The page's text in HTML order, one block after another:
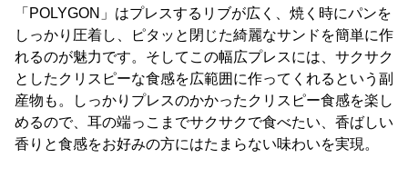
「POLYGON」はプレスするリブが広く、焼く時にパンを
しっかり圧着し、ピタッと閉じた綺麗なサンドを簡単に作
れるのが魅力です。そしてこの幅広プレスには、サクサク
としたクリスピーな食感を広範囲に作ってくれるという副
産物も。しっかりプレスのかかったクリスピー食感を楽し
めるので、耳の端っこまでサクサクで食べたい、香ばしい
香りと食感をお好みの方にはたまらない味わいを実現。